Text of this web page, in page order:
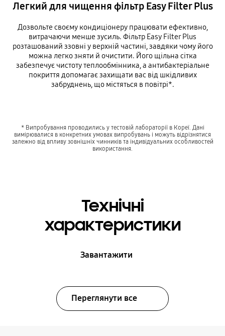
Легкий для чищення фільтр Easy Filter Plus
Дозвольте своєму кондиціонеру працювати ефективно,
витрачаючи менше зусиль. Фільтр Easy Filter Plus
розташований ззовні у верхній частині, завдяки чому його
можна легко зняти й очистити. Його щільна сітка
забезпечує чистоту теплообмінника, а антибактеріальне
покриття допомагає захищати вас від шкідливих
забруднень, що містяться в повітрі*.
* Випробування проводились у тестовій лабораторії в Кореї. Дані
вимірювалися в конкретних умовах випробувань і можуть відрізнятися
залежно від впливу зовнішніх чинників та індивідуальних особливостей
використання.
Технічні
характеристики
Завантажити
Переглянути все